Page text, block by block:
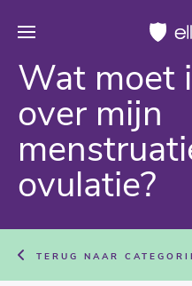
Wat moet
over mijn
ovulatie?
TERUG NAAR